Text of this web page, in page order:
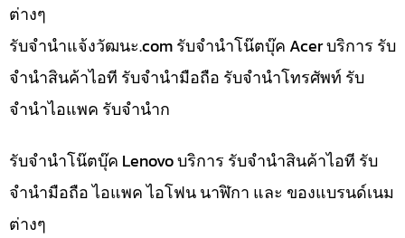
ต่างๆ
รับจํานําแจ้งวัฒนะ.com รับจำนำโน๊ตบุ๊ค Acer บริการ รับ
จำนำสินค้าไอที รับจำนำมือถือ รับจำนำโทรศัพท์ รับ
จำนำไอแพค รับจำนำก
รับจำนำโน๊ตบุ๊ค Lenovo บริการ รับจำนำสินค้าไอที รับ
จำนำมือถือ ไอแพค ไอโฟน นาฬิกา และ ของแบรนด์เนม
ต่างๆ